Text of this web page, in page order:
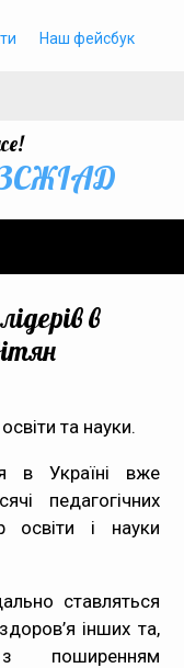
Наш фейсбук
в
та науки.
в Україні вже
педагогічних
освіти і науки
ставляться
інших та,
поширенням